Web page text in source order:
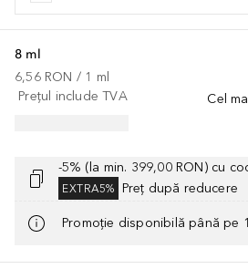
Cel
8 ml
6,56 RON / 1 ml
Prețul include TVA
-5% (la min. 399,00 RON) cu
EXTRA5% Preț după reducere
Promoție disponibilă până pe